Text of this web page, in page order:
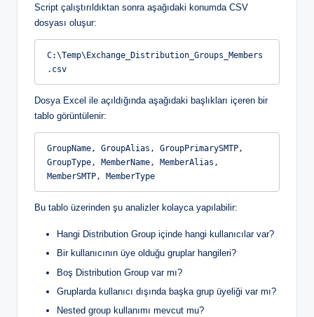
Script çalıştırıldıktan sonra aşağıdaki konumda CSV
dosyası oluşur:
C:\Temp\Exchange_Distribution_Groups_Members
.csv
Dosya Excel ile açıldığında aşağıdaki başlıkları içeren bir
tablo görüntülenir:
GroupName, GroupAlias, GroupPrimarySMTP,
GroupType, MemberName, MemberAlias,
MemberSMTP, MemberType
Bu tablo üzerinden şu analizler kolayca yapılabilir:
Hangi Distribution Group içinde hangi kullanıcılar var?
Bir kullanıcının üye olduğu gruplar hangileri?
Boş Distribution Group var mı?
Gruplarda kullanıcı dışında başka grup üyeliği var mı?
Nested group kullanımı mevcut mu?